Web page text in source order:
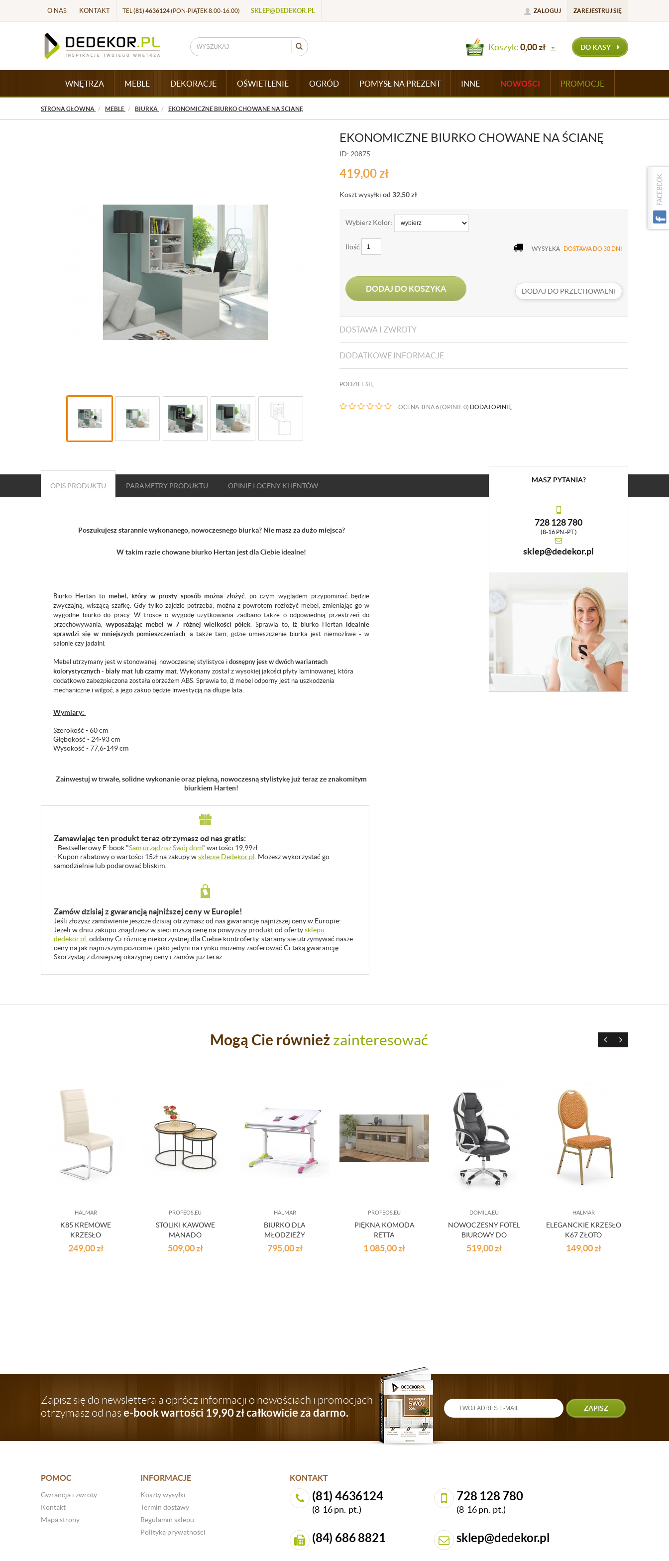
O NAS KONTAKT TEL (81) 4636124(PON-PIĄTEK 8.00-16.00) SKLEP@DEDEKOR.PL ZALOGUJ ZAREJESTRUJ SIĘ
Koszyk:0,00zł DO KASY
WNĘTRZA MEBLE DEKORACJE OŚWIETLENIE OGRÓD POMYSŁ NA PREZENT INNE NOWOŚCI PROMOCJE
STRONA GŁÓWNA MEBLE BIURKA EKONOMICZNE BIURKO CHOWANE NA ŚCIANĘ
EKONOMICZNE BIURKO CHOWANE NA ŚCIANĘ
ID: 20875
419,00zł
Koszt wysyłki od 32,50zł
Wybierz Kolor:
Ilość WYSYŁKA DOSTAWA DO 30 DNI
DODAJ DO KOSZYKA DODAJ DO PRZECHOWALNI
DOSTAWA I ZWROTY
DODATKOWE INFORMACJE
PODZIEL SIĘ:
OCENA: 0 NA 6 (OPINII: 0) DODAJ OPINIĘ
OPIS PRODUKTU PARAMETRY PRODUKTU OPINIE I OCENY KLIENTÓW
Poszukujesz starannie wykonanego, nowoczesnego biurka? Nie masz za dużo miejsca?
W takim razie chowane biurko Hertan jest dla Ciebie idealne!
Biurko Hertan to mebel, który w prosty sposób można złożyć, po czym wyglądem przypominać będzie
zwyczajną, wiszącą szafkę. Gdy tylko zajdzie potrzeba, można z powrotem rozłożyć mebel, zmieniając go w
wygodne biurko do pracy. W trosce o wygodę użytkowania zadbano także o odpowiednią przestrzeń do
przechowywania, wyposażając mebel w 7 różnej wielkości półek. Sprawia to, iż biurko Hertan idealnie
sprawdzi się w mniejszych pomieszczeniach, a także tam, gdzie umieszczenie biurka jest niemożliwe - w
salonie czy jadalni.
Mebel utrzymany jest w stonowanej, nowoczesnej stylistyce i dostępny jest w dwóch wariantach
kolorystycznych - biały mat lub czarny mat. Wykonany został z wysokiej jakości płyty laminowanej, która
dodatkowo zabezpieczona została obrzeżem ABS. Sprawia to, iż mebel odporny jest na uszkodzenia
mechaniczne i wilgoć, a jego zakup będzie inwestycją na długie lata.
Wymiary:
Szerokość - 60 cm
Głębokość - 24-93 cm
Wysokość - 77,6-149 cm
Zainwestuj w trwałe, solidne wykonanie oraz piękną, nowoczesną stylistykę już teraz ze znakomitym
biurkiem Harten!
Zamawiając ten produkt teraz otrzymasz od nas gratis:
- Bestsellerowy E-book "Sam urządzisz Swój dom" wartości 19,99zł
- Kupon rabatowy o wartości 15zł na zakupy wsklepie Dedekor.pl . Możesz wykorzystać go
samodzielnie lub podarować bliskim.
Zamów dzisiaj z gwarancją najniższej ceny w Europie!
Jeśli złożysz zamówienie jeszcze dzisiaj otrzymasz od nas gwarancję najniższej ceny w Europie:
Jeżeli w dniu zakupu znajdziesz w sieci niższą cenę na powyższy produkt od ofertysklepu
dedekor.pl , oddamy Ci różnicę niekorzystnej dla Ciebie kontroferty. staramy się utrzymywać nasze
ceny na jak najniższym poziomie i jako jedyni na rynku możemy zaoferować Ci taką gwarancję.
Skorzystaj z dzisiejszej okazyjnej ceny i zamów już teraz.
MASZ PYTANIA?
728 128 780
(8-16 PN.-PT.)
sklep@dedekor.pl
Mogą Cie również zainteresować
HALMAR
K85 KREMOWE
KRZESŁO
249,00zł
PROFEOS.EU
STOLIKI KAWOWE
MANADO
509,00zł
HALMAR
BIURKO DLA
MŁODZIEŻY
COLLORIDO
795,00zł
PROFEOS.EU
PIĘKNA KOMODA
RETTA
1 085,00zł
DOMILA.EU
NOWOCZESNY FOTEL
BIUROWY DO
GABINETU OBROTOWY
TILT
519,00zł
HALMAR
ELEGANCKIE KRZESŁO
K67 ZŁOTO
149,00zł
Zapisz się do newslettera a oprócz informacji o nowościach i promocjach
otrzymasz od nase-book wartości 19,90 zł całkowicie za darmo. ZAPISZ
POMOC
Gwrancja i zwroty
Kontakt
Mapa strony
INFORMACJE
Koszty wysyłki
Termin dostawy
Regulamin sklepu
Polityka prywatności
KONTAKT
(81) 4636124
(8-16 pn.-pt.)
728 128 780
(8-16 pn.-pt.)
(84) 686 8821 sklep@dedekor.pl